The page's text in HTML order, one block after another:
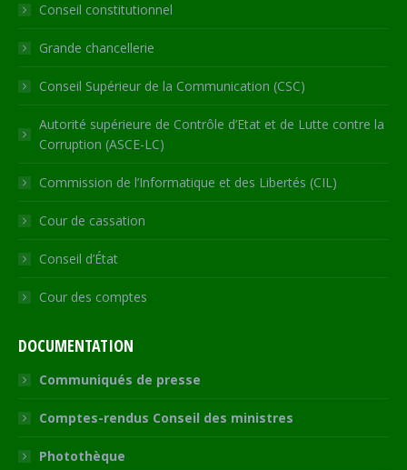
windowwindowwindowwindow
new
Conseil constitutionnel
Grande chancellerie
Conseil Supérieur de la Communication (CSC)
Autorité supérieure de Contrôle d’Etat et de Lutte contre la
Corruption (ASCE-LC)
Commission de l’Informatique et des Libertés (CIL)
Cour de cassation
Conseil d’État
Cour des comptes
DOCUMENTATION
Communiqués de presse
Comptes-rendus Conseil des ministres
Photothèque